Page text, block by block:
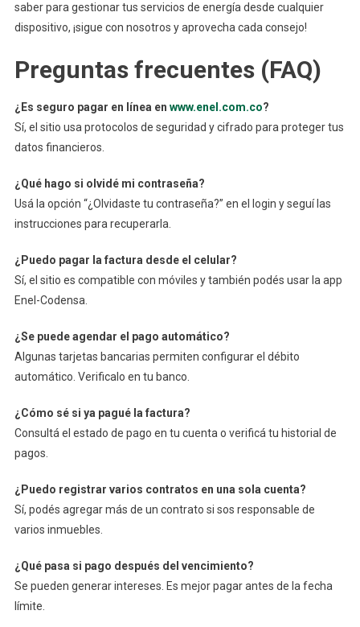
saber para gestionar tus servicios de energía desde cualquier
dispositivo, ¡sigue con nosotros y aprovecha cada consejo!
Preguntas frecuentes (FAQ)
¿Es seguro pagar en línea en www.enel.com.co?
Sí, el sitio usa protocolos de seguridad y cifrado para proteger tus
datos financieros.
¿Qué hago si olvidé mi contraseña?
Usá la opción “¿Olvidaste tu contraseña?” en el login y seguí las
instrucciones para recuperarla.
¿Puedo pagar la factura desde el celular?
Sí, el sitio es compatible con móviles y también podés usar la app
Enel-Codensa.
¿Se puede agendar el pago automático?
Algunas tarjetas bancarias permiten configurar el débito
automático. Verificalo en tu banco.
¿Cómo sé si ya pagué la factura?
Consultá el estado de pago en tu cuenta o verificá tu historial de
pagos.
¿Puedo registrar varios contratos en una sola cuenta?
Sí, podés agregar más de un contrato si sos responsable de
varios inmuebles.
¿Qué pasa si pago después del vencimiento?
Se pueden generar intereses. Es mejor pagar antes de la fecha
límite.